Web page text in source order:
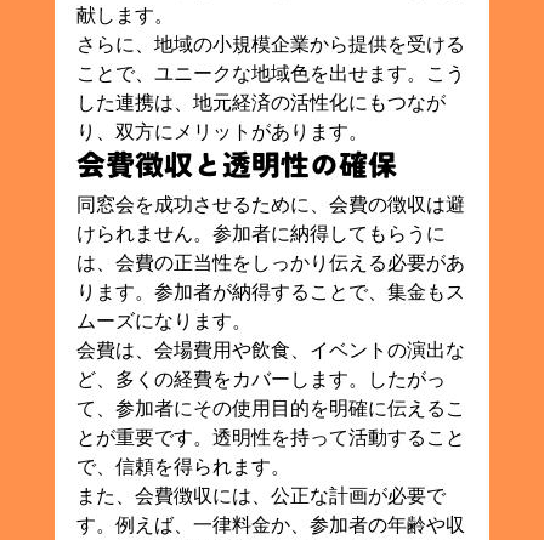
献します。
さらに、地域の小規模企業から提供を受ける
ことで、ユニークな地域色を出せます。こう
した連携は、地元経済の活性化にもつなが
り、双方にメリットがあります。
会費徴収と透明性の確保
同窓会を成功させるために、会費の徴収は避
けられません。参加者に納得してもらうに
は、会費の正当性をしっかり伝える必要があ
ります。参加者が納得することで、集金もス
ムーズになります。
会費は、会場費用や飲食、イベントの演出な
ど、多くの経費をカバーします。したがっ
て、参加者にその使用目的を明確に伝えるこ
とが重要です。透明性を持って活動すること
で、信頼を得られます。
また、会費徴収には、公正な計画が必要で
す。例えば、一律料金か、参加者の年齢や収